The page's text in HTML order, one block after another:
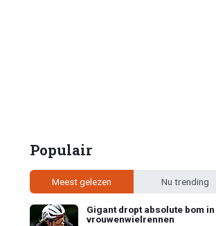
Populair
Meest gelezen Nu trending
Gigant dropt absolute bom in
vrouwenwielrennen